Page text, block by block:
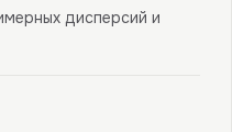
дисперсий и